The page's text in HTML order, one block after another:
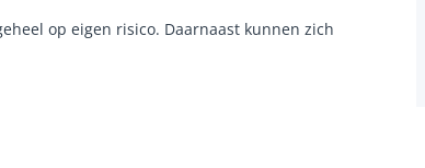
op eigen risico. Daarnaast kunnen zich